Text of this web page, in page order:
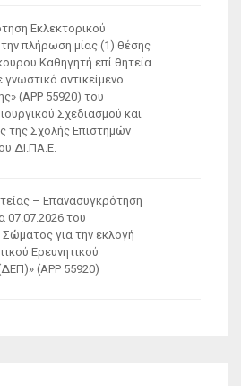
Εκλεκτορικού
πλήρωση μίας (1) θέσης
Καθηγητή επί θητεία
αντικείμενο
(ΑΡΡ 55920) του
Σχεδιασμού και
της Σχολής Επιστημών
ΔΙ.ΠΑ.Ε.
– Επανασυγκρότηση
07.07.2026 του
Σώματος για την εκλογή
Ερευνητικού
(APP 55920)